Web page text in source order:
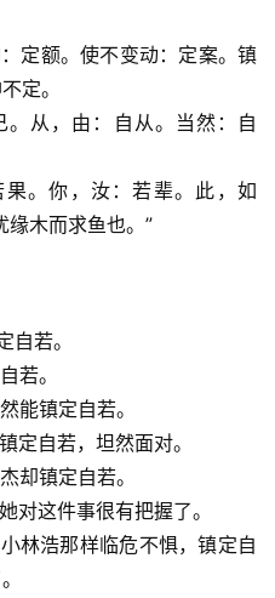
定额。使不变动：定案。镇
定。
从，由：自从。当然：自
。你，汝：若辈。此，如
缘木而求鱼也。”
自若。
若。
能镇定自若。
定自若，坦然面对。
却镇定自若。
对这件事很有把握了。
林浩那样临危不惧，镇定自